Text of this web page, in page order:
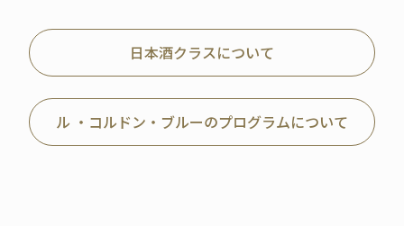
日本酒クラスについて
ル ・コルドン・ブルーのプログラムについて